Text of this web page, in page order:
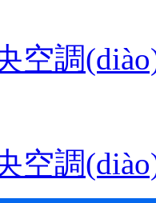
空調
空調